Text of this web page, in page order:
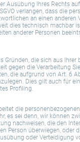
Ausübung Ihres Rechts
verlangen, dass die
an einen anderen
dies technisch machbar
anderer Personen
Gründen, die sich aus Ihrer
gegen die Verarbeitung
die aufgrund von Art. 6
Dies gilt auch für
Profiling.
die
es sei denn, wir können
nachweisen, die den
Person überwiegen, oder
oder Verteidigung